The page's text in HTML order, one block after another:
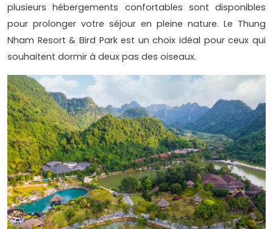
plusieurs hébergements confortables sont disponibles
pour prolonger votre séjour en pleine nature. Le Thung
Nham Resort & Bird Park est un choix idéal pour ceux qui
souhaitent dormir à deux pas des oiseaux.